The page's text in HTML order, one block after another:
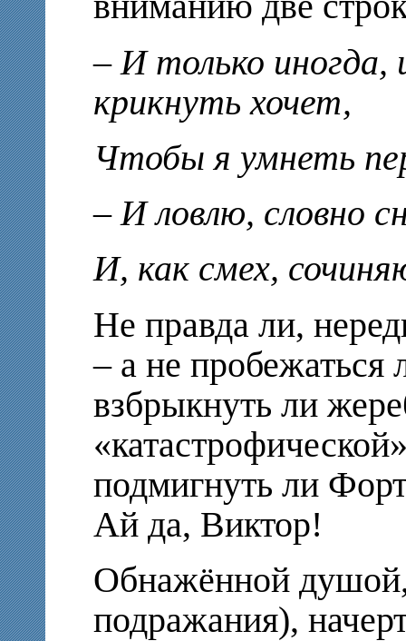
– И только
крикнуть хочет,
Чтобы я умнеть
– И ловлю, словно
И, как смех,
Не правда ли,
– а не пробежаться
взбрыкнуть ли
подмигнуть ли
Ай да, Виктор!
Обнажённой
подражания),